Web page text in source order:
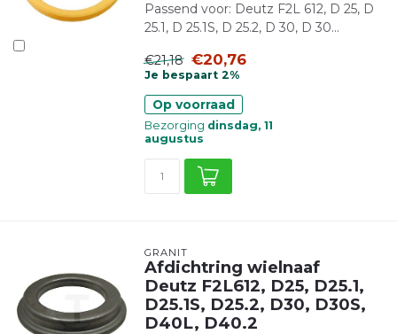
Passend voor: Deutz F2L 612, D 25, D
25.1, D 25.1S, D 25.2, D 30, D 30...
€21,18 €20,76
Je bespaart 2%
Op voorraad
Bezorging dinsdag, 11
augustus
GRANIT
Afdichtring wielnaaf
Deutz F2L612, D25, D25.1,
D25.1S, D25.2, D30, D30S,
D40L, D40.2